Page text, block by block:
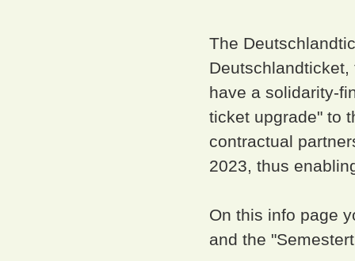
The
have a solidarity-
ticket upgrade" to
contractual
2023, thus
On this info page
and the